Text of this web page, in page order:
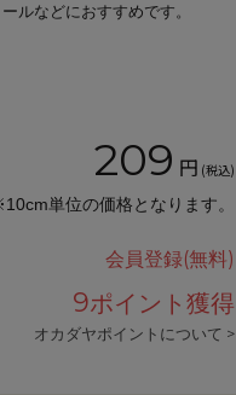
ルなどにおすすめです。
209 円 (税込)
単位の価格となります。
会員登録(無料)
9ポイント獲得
オカダヤポイントについて >